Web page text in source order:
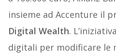
insieme ad Accenture il
Digital Wealth.
digitali per modificare le